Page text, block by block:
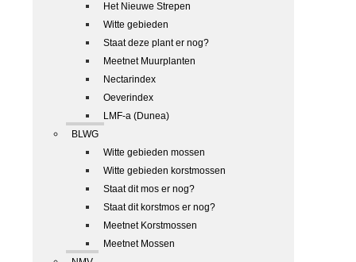
Het Nieuwe Strepen
Witte gebieden
Staat deze plant er nog?
Meetnet Muurplanten
Nectarindex
Oeverindex
LMF-a (Dunea)
BLWG
Witte gebieden mossen
Witte gebieden korstmossen
Staat dit mos er nog?
Staat dit korstmos er nog?
Meetnet Korstmossen
Meetnet Mossen